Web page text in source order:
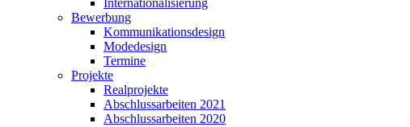
Internationalisierung
Bewerbung
Kommunikationsdesign
Modedesign
Termine
Projekte
Realprojekte
Abschlussarbeiten 2021
Abschlussarbeiten 2020